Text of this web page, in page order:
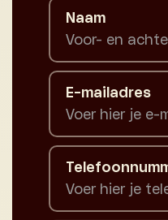
Naam
E-mailadres